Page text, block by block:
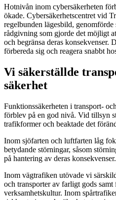
Hotnivån inom cybersäkerheten
ökade. Cybersäkerhetscentret vid
regelbunden lägesbild,
rådgivning som gjorde det möjligt
och begränsa deras konsekvenser.
förbereda sig och reagera snabbt
Vi säkerställde
säkerhet
Funktionssäkerheten i transport-
förblev på en god nivå. Vid tillsyn
trafikformer och beaktade det
Inom sjöfarten och luftfarten låg
betydande störningar, såsom
på hantering av deras konsekvenser.
Inom vägtrafiken utövade vi
och transporter av farligt gods samt
verksamhetskultur. Inom